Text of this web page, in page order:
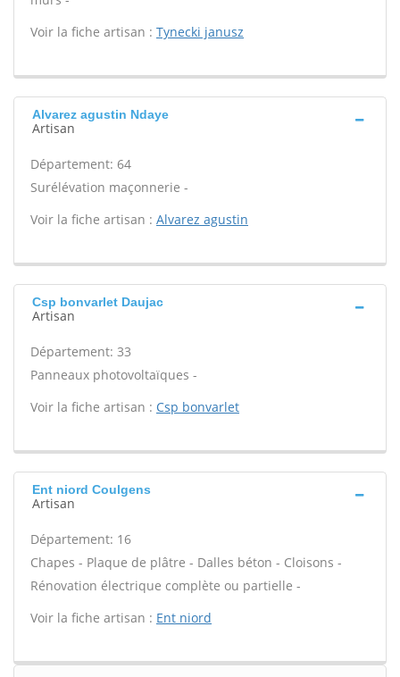
Voir la fiche artisan : Tynecki janusz
Alvarez agustin Ndaye
Artisan
Département: 64
Surélévation maçonnerie -
Voir la fiche artisan : Alvarez agustin
Csp bonvarlet Daujac
Artisan
Département: 33
Panneaux photovoltaïques -
Voir la fiche artisan : Csp bonvarlet
Ent niord Coulgens
Artisan
Département: 16
Chapes - Plaque de plâtre - Dalles béton - Cloisons -
Rénovation électrique complète ou partielle -
Voir la fiche artisan : Ent niord